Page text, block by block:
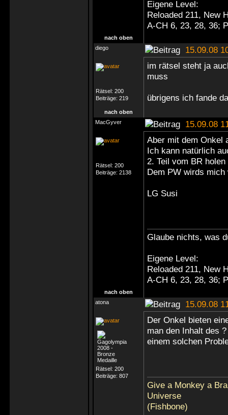
Eigene Level:
Reloaded 211, New
A-CH 6, 23, 28, 36;
nach oben
diego
15.09.08
Rätsel: 200
Beiträge: 219
im rätsel steht ja
muss
übrigens ich fande
nach oben
MacGyver
15.09.08
Rätsel: 200
Beiträge: 2138
Aber mit dem Onkel
Ich kann natürlich
2. Teil vom BR
Dem PW wirds
LG Susi
Glaube nichts, was
Eigene Level:
Reloaded 211, New
A-CH 6, 23, 28, 36;
nach oben
atona
15.09.08
Rätsel: 200
Beiträge: 807
Der Onkel bieten
man den Inhalt des
einem solchen
Give a Monkey a
Universe
(Fishbone)